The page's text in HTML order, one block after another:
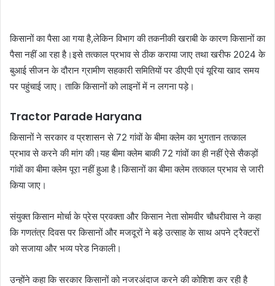
किसानों का पैसा आ गया है,लेकिन विभाग की तकनीकी खराबी के कारण किसानों का
पैसा नहीं आ रहा है।इसे तत्काल प्रभाव से ठीक कराया जाए तथा खरीफ 2024 के
बुआई सीजन के दौरान ग्रामीण सहकारी समितियों पर डीएपी एवं यूरिया खाद समय
पर पहुंचाई जाए। ताकि किसानों को लाइनों में न लगना पड़े।
Tractor Parade Haryana
किसानों ने सरकार व प्रशासन से 72 गांवों के बीमा क्लेम का भुगतान तत्काल
प्रभाव से करने की मांग की।यह बीमा क्लेम बाकी 72 गांवों का ही नहीं ऐसे सैकड़ों
गांवों का बीमा क्लेम पूरा नहीं हुआ है।किसानों का बीमा क्लेम तत्काल प्रभाव से जारी
किया जाए।
संयुक्त किसान मोर्चा के प्रेस प्रवक्ता और किसान नेता सोमवीर चौधरीवास ने कहा
कि गणतंत्र दिवस पर किसानों और मजदूरों ने बड़े उत्साह के साथ अपने ट्रैक्टरों
को सजाया और भव्य परेड निकाली।
उन्होंने कहा कि सरकार किसानों को नजरअंदाज करने की कोशिश कर रही है